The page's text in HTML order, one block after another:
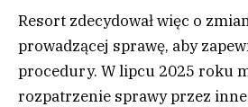
Resort zdecydował więc o
prowadzącej sprawę, aby
procedury. W lipcu 2025 roku
rozpatrzenie sprawy przez